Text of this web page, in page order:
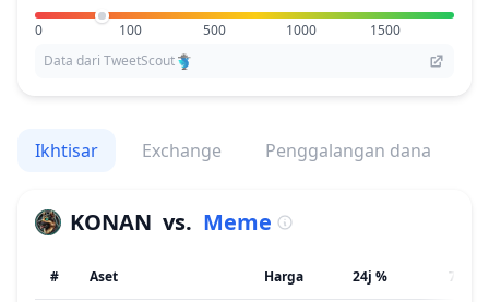
0 100 500 1000
1500
Data dari TweetScout
Ikhtisar Exchange Penggalangan dana
KONAN vs. Meme
# Aset Harga 24j % 7h %